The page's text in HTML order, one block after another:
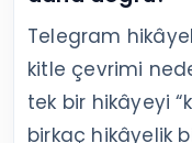
Telegram
kitle çevrimi
tek bir hikâyeyi
birkaç hikâyelik